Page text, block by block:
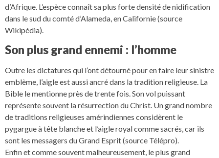
d’Afrique. L’espèce connaît sa plus forte densité de nidification
dans le sud du comté d’Alameda, en Californie (source
Wikipédia).
Son plus grand ennemi : l’homme
Outre les dictatures qui l’ont détourné pour en faire leur sinistre
emblème, l’aigle est aussi ancré dans la tradition religieuse. La
Bible le mentionne près de trente fois. Son vol puissant
représente souvent la résurrection du Christ. Un grand nombre
de traditions religieuses amérindiennes considèrent le
pygargue à tête blanche et l’aigle royal comme sacrés, car ils
sont les messagers du Grand Esprit (source Télépro).
Enfin et comme souvent malheureusement, le plus grand